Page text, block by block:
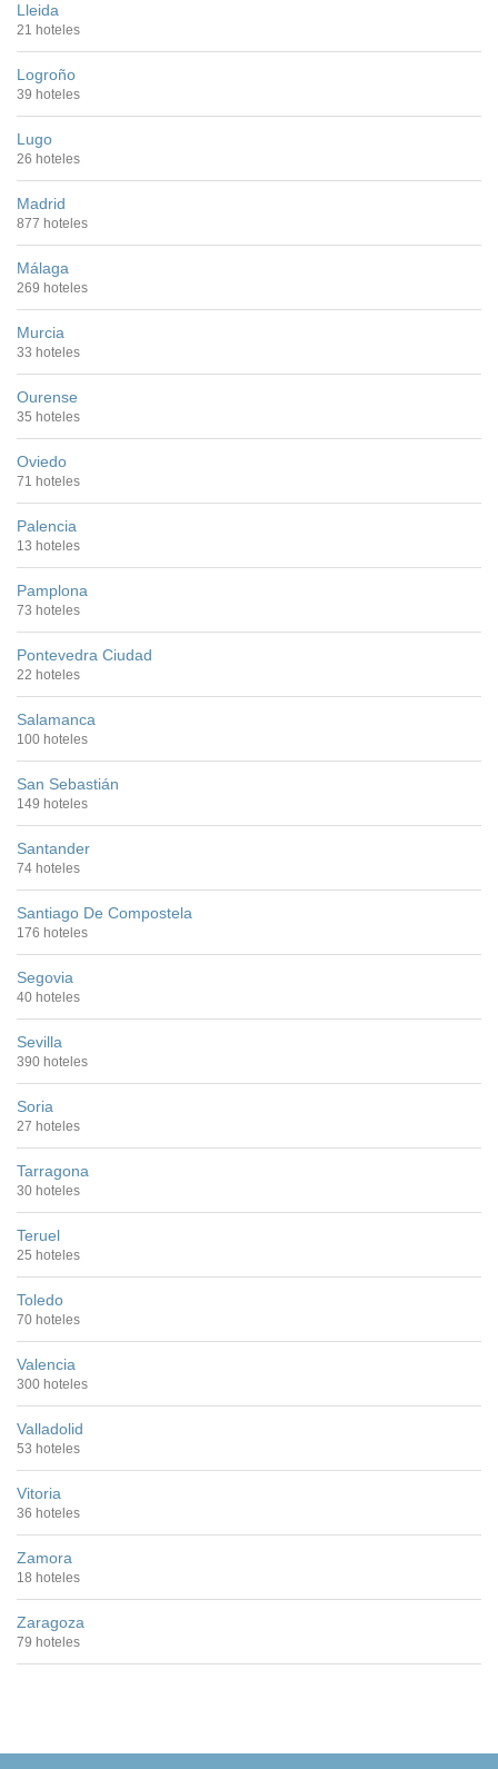
Lleida
21 hoteles
Logroño
39 hoteles
Lugo
26 hoteles
Madrid
877 hoteles
Málaga
269 hoteles
Murcia
33 hoteles
Ourense
35 hoteles
Oviedo
71 hoteles
Palencia
13 hoteles
Pamplona
73 hoteles
Pontevedra Ciudad
22 hoteles
Salamanca
100 hoteles
San Sebastián
149 hoteles
Santander
74 hoteles
Santiago De Compostela
176 hoteles
Segovia
40 hoteles
Sevilla
390 hoteles
Soria
27 hoteles
Tarragona
30 hoteles
Teruel
25 hoteles
Toledo
70 hoteles
Valencia
300 hoteles
Valladolid
53 hoteles
Vitoria
36 hoteles
Zamora
18 hoteles
Zaragoza
79 hoteles